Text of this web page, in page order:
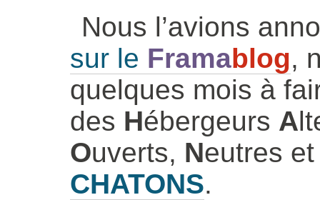
Nous l’avions
sur le Framablog,
quelques mois à
des Hébergeurs A
Ouverts, Neutres
CHATONS.